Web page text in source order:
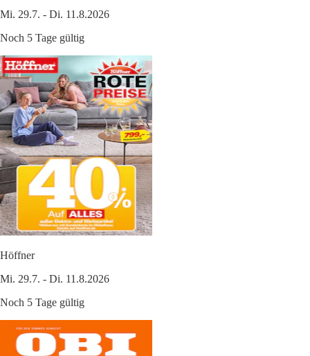
Mi. 29.7. - Di. 11.8.2026
Noch 5 Tage gültig
Höffner
Mi. 29.7. - Di. 11.8.2026
Noch 5 Tage gültig